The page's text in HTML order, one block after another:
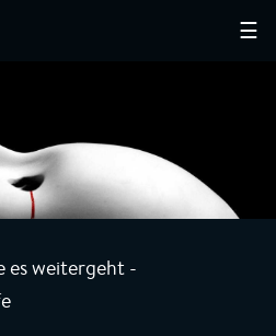
☰
es weitergeht -